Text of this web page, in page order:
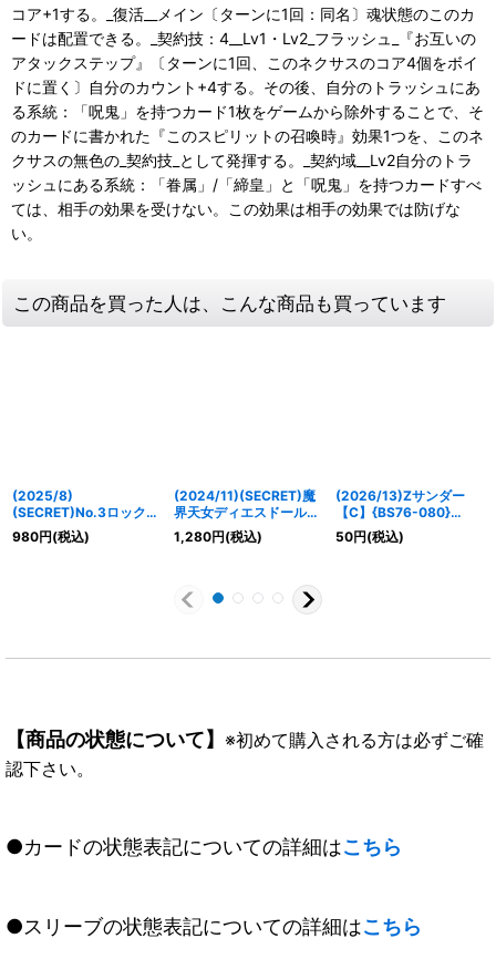
コア+1する。_復活__メイン〔ターンに1回：同名〕魂状態のこのカ
ードは配置できる。_契約技：4__Lv1・Lv2_フラッシュ_『お互いの
アタックステップ』〔ターンに1回、このネクサスのコア4個をボイ
ドに置く〕自分のカウント+4する。その後、自分のトラッシュにあ
る系統：「呪鬼」を持つカード1枚をゲームから除外することで、そ
のカードに書かれた『このスピリットの召喚時』効果1つを、このネ
クサスの無色の_契約技_として発揮する。_契約域__Lv2自分のトラ
ッシュにある系統：「眷属」/「締皇」と「呪鬼」を持つカードすべ
ては、相手の効果を受けない。この効果は相手の効果では防げな
い。
この商品を買った人は、こんな商品も買っています
(2025/8)
(SECRET)No.3ロックハ
ンド(LM2025収録)
【C-SEC】{BS31-088}
980円(税込)
(2024/11)(SECRET)魔
界天女ディエスドール
【X-SEC】{BS70-X02}
《紫》
1,280円(税込)
(2026/13)Zサンダー
【C】{BS76-080}
《赤》
50円(税込)
【商品の状態について】 ※初めて購入される方は必ずご確
認下さい。
●カードの状態表記についての詳細はこちら
●スリーブの状態表記についての詳細はこちら